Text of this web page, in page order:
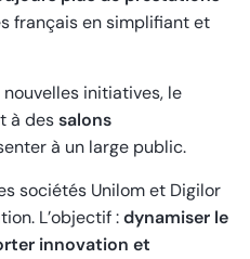
français en simplifiant et
initiatives, le
à dessalons
à un large public.
sociétés Unilom et Digilor
L’objectif :dynamiser le
innovation et